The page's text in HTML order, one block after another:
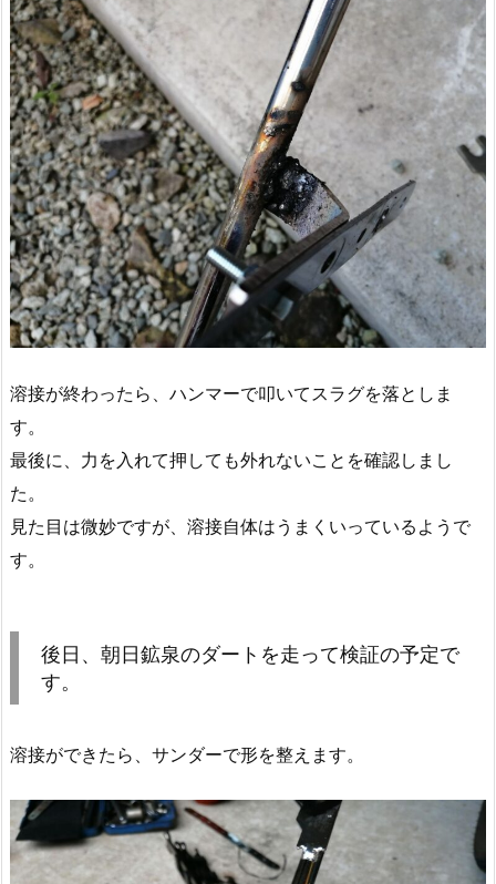
溶接が終わったら、ハンマーで叩いてスラグを落としま
す。
最後に、力を入れて押しても外れないことを確認しまし
た。
見た目は微妙ですが、溶接自体はうまくいっているようで
す。
後日、朝日鉱泉のダートを走って検証の予定で
す。
溶接ができたら、サンダーで形を整えます。